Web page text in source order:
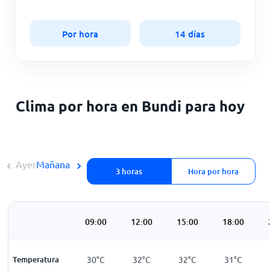
Por hora 14 días
Clima por hora en Bundi para hoy
Ayer
3 horas Hora por hora
Mañana
09:00 12:00 15:00 18:00
Temperatura
C 27°C 30°C 32°C 32°C 31°C